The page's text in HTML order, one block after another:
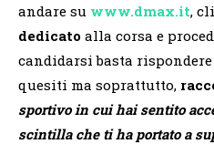
andare su www.dmax.it,
dedicato alla corsa e
candidarsi basta
quesiti ma soprattutto,
sportivo in cui hai sentito
scintilla che ti ha portato a